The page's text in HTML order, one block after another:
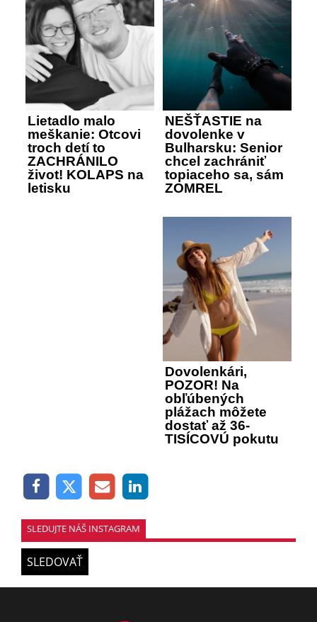
Lietadlo malo
meškanie: Otcovi
troch detí to
ZACHRÁNILO
život! KOLAPS na
letisku
NEŠŤASTIE na
dovolenke v
Bulharsku: Senior
chcel zachrániť
topiaceho sa, sám
ZOMREL
Dovolenkári,
POZOR! Na
obľúbených
plážach môžete
dostať až 36-
TISÍCOVÚ pokutu
SLEDUJTE NÁŠ INSTAGRAM
SLEDOVAŤ